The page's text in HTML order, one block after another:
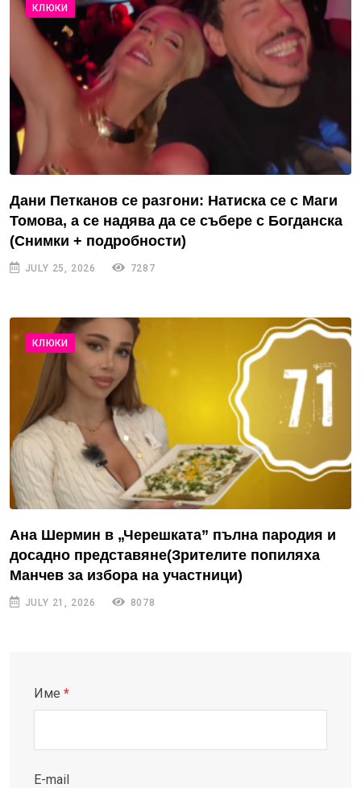
КЛЮКИ
Дани Петканов се разгони: Натиска се с Маги
Томова, а се надява да се събере с Богданска
(Снимки + подробности)
JULY 25, 2026 7287
КЛЮКИ
Ана Шермин в „Черешката” пълна пародия и
досадно представяне(Зрителите попиляха
Манчев за избора на участници)
JULY 21, 2026 8078
Име *
E-mail